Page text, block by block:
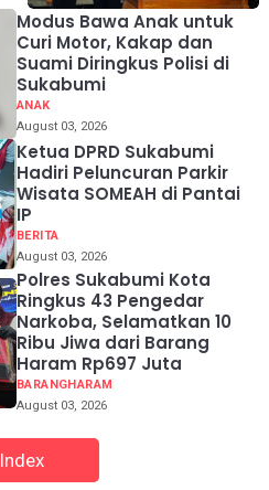
Modus Bawa Anak untuk
Curi Motor, Kakap dan
Suami Diringkus Polisi di
Sukabumi
ANAK
August 03, 2026
Ketua DPRD Sukabumi
Hadiri Peluncuran Parkir
Wisata SOMEAH di Pantai
IP
BERITA
August 03, 2026
Polres Sukabumi Kota
Ringkus 43 Pengedar
Narkoba, Selamatkan 10
Ribu Jiwa dari Barang
Haram Rp697 Juta
BARANGHARAM
August 03, 2026
Index